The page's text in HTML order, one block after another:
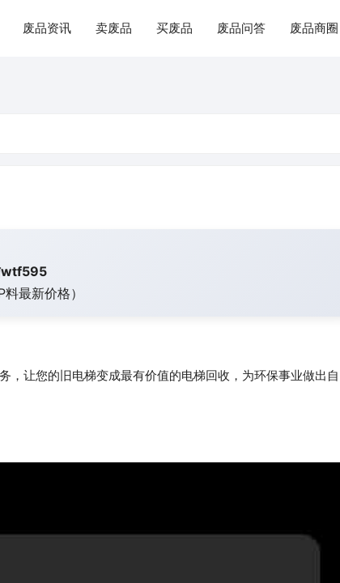
废品资讯 卖废品 买废品 废品问答 废品商圈
wtf595
料最新价格）
，让您的旧电梯变成最有价值的电梯回收，为环保事业做出自